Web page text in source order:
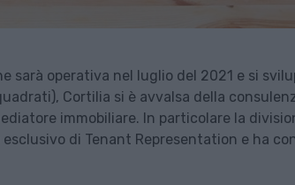
sarà operativa nel luglio del 2021 e si
Cortilia si è avvalsa della
immobiliare. In particolare la
di Tenant Representation e ha